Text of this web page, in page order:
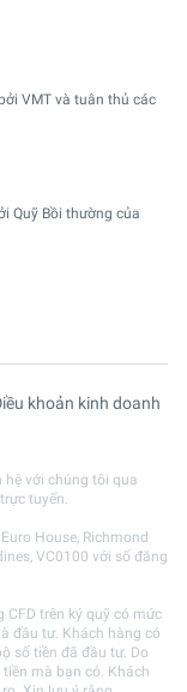
VMT và tuân thủ các
Quỹ Bồi thường của
khoản kinh doanh
hệ với chúng tôi qua
tuyến.
House, Richmond
VC0100 với số đăng
CFD trên ký quỹ có mức
đầu tư. Khách hàng có
số tiền đã đầu tư. Do
mà bạn có. Khách